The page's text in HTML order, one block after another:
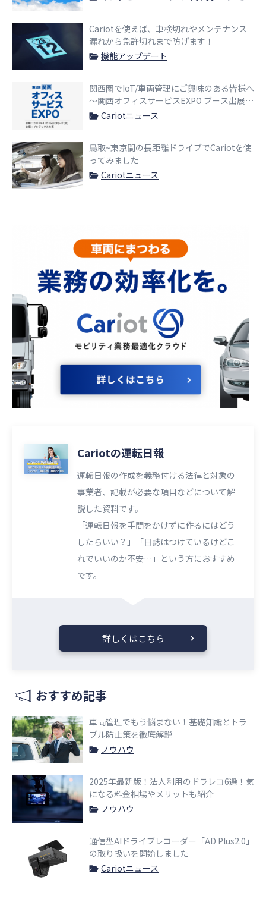
Cariotを使えば、車検切れやメンテナンス
漏れから免許切れまで防げます！
機能アップデート
関西圏でIoT/車両管理にご興味のある皆様へ
〜関西オフィスサービスEXPO ブース出展の
お知らせ〜
Cariotニュース
鳥取~東京間の長距離ドライブでCariotを使
ってみました
Cariotニュース
Cariotの運転日報
運転日報の作成を義務付ける法律と対象の
事業者、記載が必要な項目などについて解
説した資料です。
「運転日報を手間をかけずに作るにはどう
したらいい？」「日誌はつけているけどこ
れでいいのか不安…」という方におすすめ
です。
詳しくはこちら
おすすめ記事
車両管理でもう悩まない！基礎知識とトラ
ブル防止策を徹底解説
ノウハウ
2025年最新版！法人利用のドラレコ6選！気
になる料金相場やメリットも紹介
ノウハウ
通信型AIドライブレコーダー「AD Plus2.0」
の取り扱いを開始しました
Cariotニュース